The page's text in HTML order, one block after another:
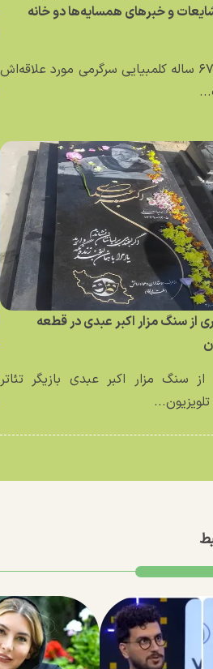
و خبر‌های همسایه‌ها دو خانه
یک زن ۶۷ ساله کلمبیایی سرگرمی مورد علاقه‌اش
از سنگ مزار اکبر عبدی در قطعه
سنگ مزار اکبر عبدی بازیگر تئاتر